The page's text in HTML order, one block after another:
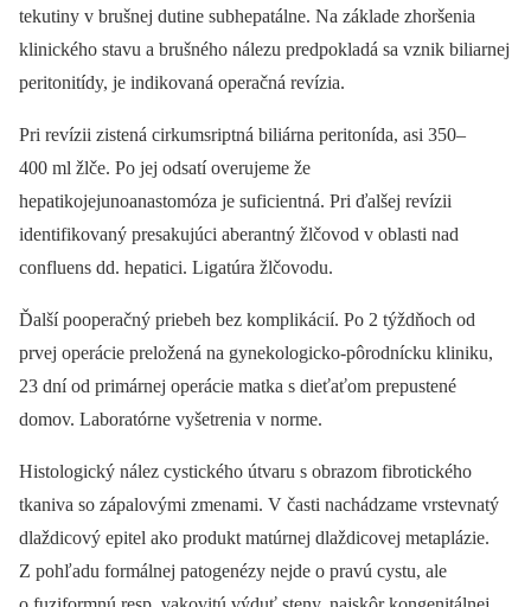
tekutiny v brušnej dutine subhepatálne. Na základe zhoršenia
klinického stavu a brušného nálezu predpokladá sa vznik biliarnej
peritonitídy, je indikovaná operačná revízia.
Pri revízii zistená cirkumsriptná biliárna peritonída, asi 350–
400 ml žlče. Po jej odsatí overujeme že
hepatikojejunoanastomóza je suficientná. Pri ďalšej revízii
identifikovaný presakujúci aberantný žlčovod v oblasti nad
confluens dd. hepatici. Ligatúra žlčovodu.
Ďalší pooperačný priebeh bez komplikácií. Po 2 týždňoch od
prvej operácie preložená na gynekologicko-pôrodnícku kliniku,
23 dní od primárnej operácie matka s dieťaťom prepustené
domov. Laboratórne vyšetrenia v norme.
Histologický nález cystického útvaru s obrazom fibrotického
tkaniva so zápalovými zmenami. V časti nachádzame vrstevnatý
dlaždicový epitel ako produkt matúrnej dlaždicovej metaplázie.
Z pohľadu formálnej patogenézy nejde o pravú cystu, ale